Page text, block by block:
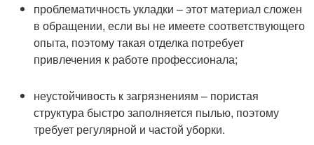
проблематичность укладки – этот материал сложен
в обращении, если вы не имеете соответствующего
опыта, поэтому такая отделка потребует
привлечения к работе профессионала;
неустойчивость к загрязнениям – пористая
структура быстро заполняется пылью, поэтому
требует регулярной и частой уборки.